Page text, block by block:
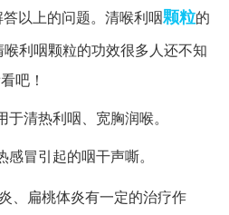
以上的问题。清喉利咽颗粒的
利咽颗粒的功效很多人还不知
吧！
清热利咽、宽胸润喉。
冒引起的咽干声嘶。
、扁桃体炎有一定的治疗作